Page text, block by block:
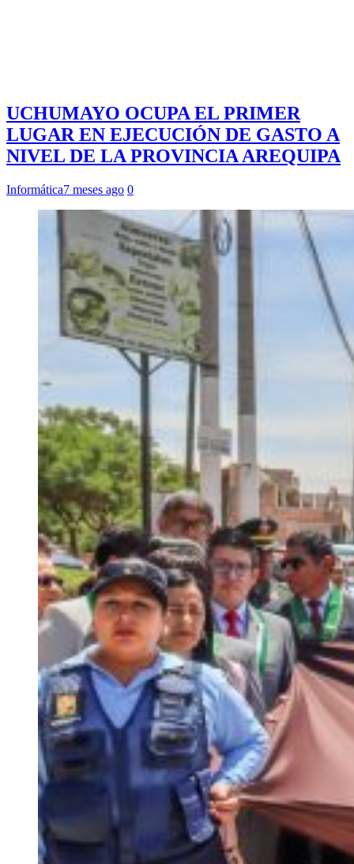
UCHUMAYO OCUPA EL PRIMER
LUGAR EN EJECUCIÓN DE GASTO A
NIVEL DE LA PROVINCIA AREQUIPA
Informática7 meses ago 0